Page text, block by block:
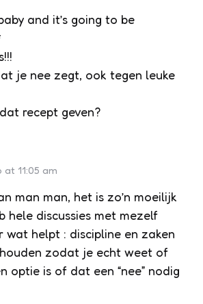
and it’s going to be
je nee zegt, ook tegen leuke
recept geven?
at 11:05 am
man man, het is zo’n moeilijk
hele discussies met mezelf
wat helpt : discipline en zaken
zodat je echt weet of
optie is of dat een “nee” nodig